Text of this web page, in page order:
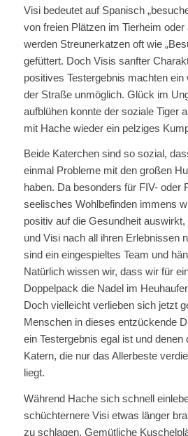
Visi bedeutet auf Spanisch
von freien Plätzen im Tierheim oder
werden Streunerkatzen oft wie
gefüttert. Doch Visis sanfter
positives Testergebnis machten ein
der Straße unmöglich. Glück im
aufblühen konnte der soziale Tiger
mit Hache wieder ein pelziges
Beide Katerchen sind so sozial,
einmal Probleme mit den großen
haben. Da besonders für FIV- oder
seelisches Wohlbefinden immens
positiv auf die Gesundheit
und Visi nach all ihren Erlebnissen
sind ein eingespieltes Team und
Natürlich wissen wir, dass wir für
Doppelpack die Nadel im
Doch vielleicht verlieben sich jetzt
Menschen in dieses entzückende
ein Testergebnis egal ist und
Katern, die nur das Allerbeste
liegt.
Während Hache sich schnell
schüchternere Visi etwas länger
zu schlagen. Gemütliche